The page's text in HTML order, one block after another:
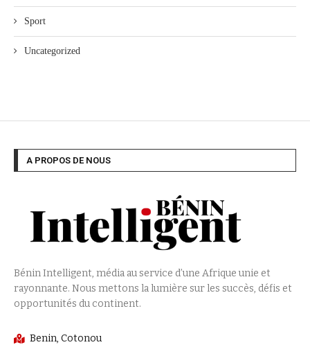
Sport
Uncategorized
A PROPOS DE NOUS
Bénin Intelligent, média au service d’une Afrique unie et
rayonnante. Nous mettons la lumière sur les succès, défis et
opportunités du continent.
Benin, Cotonou